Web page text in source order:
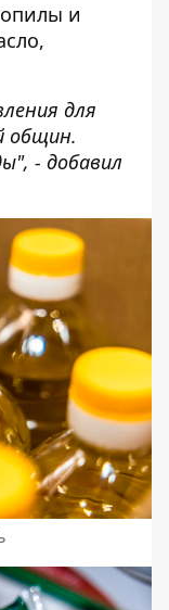
и
для
общин.
- добавил